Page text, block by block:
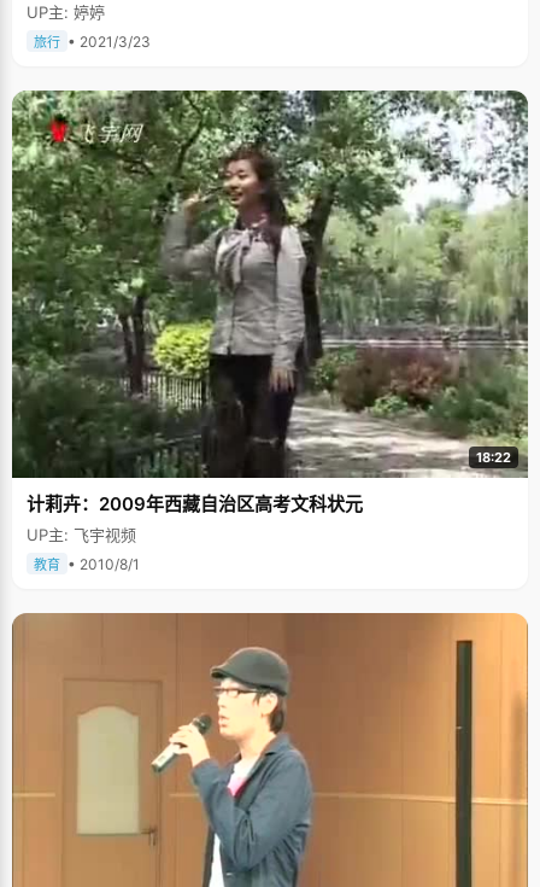
UP主: 婷婷
旅行 • 2021/3/23
18:22
计莉卉：2009年西藏自治区高考文科状元
UP主: 飞宇视频
教育 • 2010/8/1